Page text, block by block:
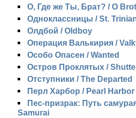
О, Где же Ты, Брат? / O
Одноклассницы / St.
Олдбой / Oldboy
Операция Валькирия /
Особо Опасен / Wanted
Остров Проклятых /
Отступники / The Departed
Перл Харбор / Pearl Harbor
Пес-призрак: Путь
Samurai